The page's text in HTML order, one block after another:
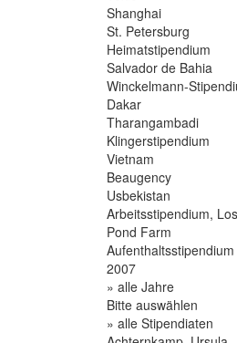
Shanghai
St. Petersburg
Heimatstipendium
Salvador de Bahia
Winckelmann-
Dakar
Tharangambadi
Klingerstipendium
Vietnam
Beaugency
Usbekistan
Arbeitsstipendium,
Pond Farm
Aufenthaltsstipendium
2007
» alle Jahre
Bitte auswählen
» alle Stipendiaten